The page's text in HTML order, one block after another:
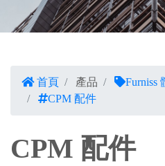
首頁 產品
Furniss
CPM 配件
CPM 配件